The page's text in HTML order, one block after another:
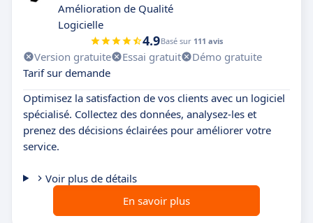
Amélioration de Qualité
Logicielle
4.9Basé sur 111 avis
Version gratuite Essai gratuit
Démo gratuite
Tarif sur demande
Optimisez la satisfaction de vos clients avec un logiciel
spécialisé. Collectez des données, analysez-les et
prenez des décisions éclairées pour améliorer votre
service.
Voir plus de détails
En savoir plus